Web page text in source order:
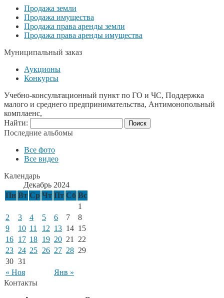
Продажа земли
Продажа имущества
Продажа права аренды земли
Продажа права аренды имущества
Муниципальный заказ
Аукционы
Конкурсы
Учебно-консультационный пункт по ГО и ЧС, Поддержка
малого и среднего предпринимательства, Антимонопольный
комплаенс,
Найти:
Последние альбомы
Все фото
Все видео
Календарь
Декабрь 2024
Пн Вт Ср Чт Пт Сб Вс
« Ноя Янв »
1
2
3 4 5 6 7
8
9
10 11 12 13 14 15
16 17 18 19 20 21
22
23 24 25 26 27 28 29
30 31
Контакты